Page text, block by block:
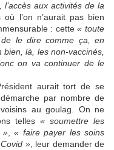
aux activités de la
l’on n’aurait pas bien
: cette« toute
le dire comme ça, en
là, les non-vaccinés,
on va continuer de le
aurait tort de se
par nombre de
au goulag. On ne
telles « soumettre les
», « faire payer les soins
», leur demander de